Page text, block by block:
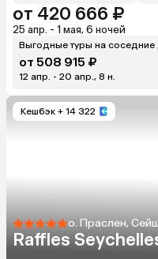
от 420 666 ₽
25 апр. - 1 мая, 6 ночей
Выгодные туры на соседние
от 508 915 ₽
12 апр. - 20 апр., 8 н.
Кешбэк + 14 322
о. Праслен,
Raffles